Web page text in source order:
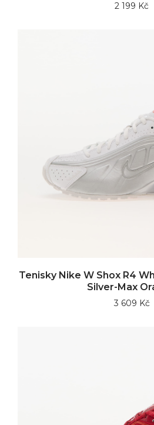
2 199 Kč
Tenisky Nike W Shox R4
Silver-Max
3 609 Kč